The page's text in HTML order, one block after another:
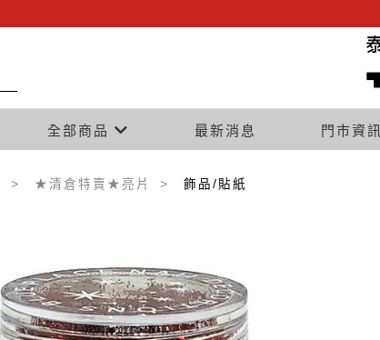
全部商品 最新消息 門市資訊
★清倉特賣★亮片 飾品/貼紙